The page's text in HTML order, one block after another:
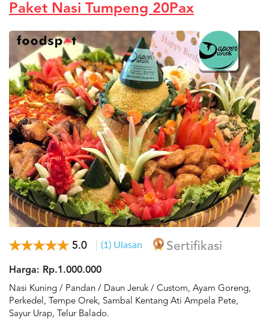
Paket Nasi Tumpeng 20Pax
5.0 (1) Ulasan Sertifikasi
Harga: Rp.1.000.000
Nasi Kuning / Pandan / Daun Jeruk / Custom, Ayam Goreng,
Perkedel, Tempe Orek, Sambal Kentang Ati Ampela Pete,
Sayur Urap, Telur Balado.